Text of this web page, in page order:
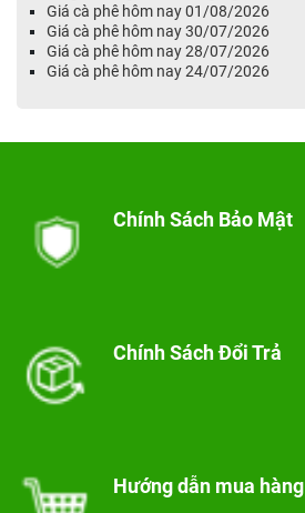
Giá cà phê hôm nay 01/08/2026
Giá cà phê hôm nay 30/07/2026
Giá cà phê hôm nay 28/07/2026
Giá cà phê hôm nay 24/07/2026
Chính Sách Bảo Mật
Chính Sách Đổi Trả
Hướng dẫn mua hàng